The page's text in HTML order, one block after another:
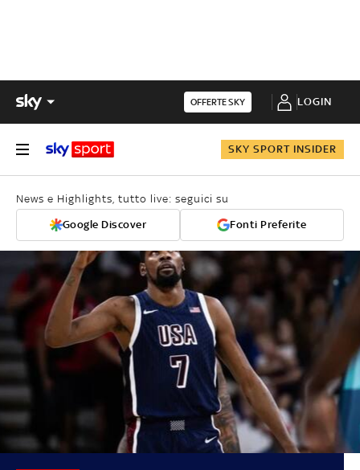
OFFERTE SKY LOGIN
SKY SPORT INSIDER
News e Highlights, tutto live: seguici su
Google Discover Fonti Preferite